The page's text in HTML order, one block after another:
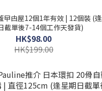
曱甴屋12個1年有效 | 12個裝 (逢
截單後7-14個工作天發貨)
HK$98.00
HK$199.00